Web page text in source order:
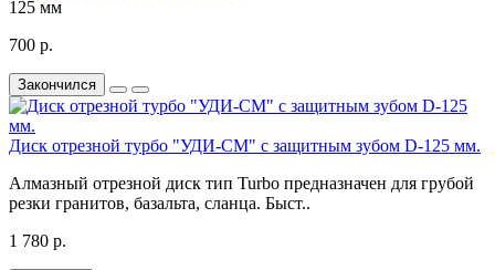
125 мм
700 р.
Закончился
Диск отрезной турбо "УДИ-СМ" с защитным зубом D-125 мм.
Алмазный отрезной диск тип Turbo предназначен для грубой
резки гранитов, базальта, сланца. Быст..
1 780 р.